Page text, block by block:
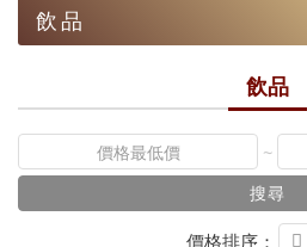
飲品
日本 JAPAN
韓國 KOREA
飲品
~
搜尋
價格排序：